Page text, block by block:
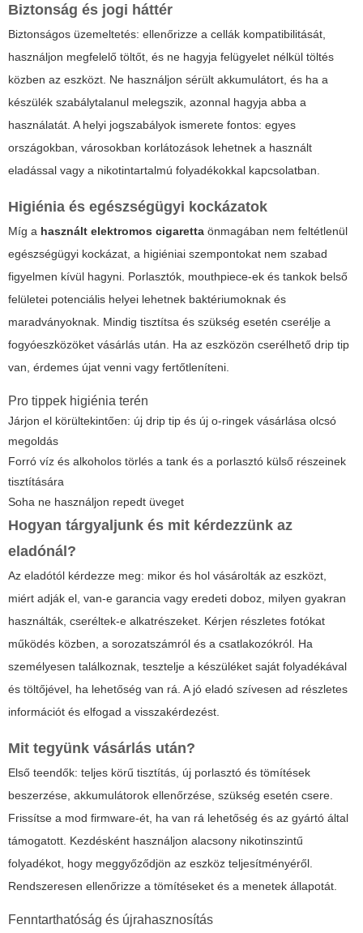
Biztonság és jogi háttér
Biztonságos üzemeltetés: ellenőrizze a cellák kompatibilitását,
használjon megfelelő töltőt, és ne hagyja felügyelet nélkül töltés
közben az eszközt. Ne használjon sérült akkumulátort, és ha a
készülék szabálytalanul melegszik, azonnal hagyja abba a
használatát. A helyi jogszabályok ismerete fontos: egyes
országokban, városokban korlátozások lehetnek a használt
eladással vagy a nikotintartalmú folyadékokkal kapcsolatban.
Higiénia és egészségügyi kockázatok
Míg a használt elektromos cigaretta önmagában nem feltétlenül
egészségügyi kockázat, a higiéniai szempontokat nem szabad
figyelmen kívül hagyni. Porlasztók, mouthpiece-ek és tankok belső
felületei potenciális helyei lehetnek baktériumoknak és
maradványoknak. Mindig tisztítsa és szükség esetén cserélje a
fogyóeszközöket vásárlás után. Ha az eszközön cserélhető drip tip
van, érdemes újat venni vagy fertőtleníteni.
Pro tippek higiénia terén
Járjon el körültekintően: új drip tip és új o-ringek vásárlása olcsó
megoldás
Forró víz és alkoholos törlés a tank és a porlasztó külső részeinek
tisztítására
Soha ne használjon repedt üveget
Hogyan tárgyaljunk és mit kérdezzünk az
eladónál?
Az eladótól kérdezze meg: mikor és hol vásárolták az eszközt,
miért adják el, van-e garancia vagy eredeti doboz, milyen gyakran
használták, cseréltek-e alkatrészeket. Kérjen részletes fotókat
működés közben, a sorozatszámról és a csatlakozókról. Ha
személyesen találkoznak, tesztelje a készüléket saját folyadékával
és töltőjével, ha lehetőség van rá. A jó eladó szívesen ad részletes
információt és elfogad a visszakérdezést.
Mit tegyünk vásárlás után?
Első teendők: teljes körű tisztítás, új porlasztó és tömítések
beszerzése, akkumulátorok ellenőrzése, szükség esetén csere.
Frissítse a mod firmware-ét, ha van rá lehetőség és az gyártó által
támogatott. Kezdésként használjon alacsony nikotinszintű
folyadékot, hogy meggyőződjön az eszköz teljesítményéről.
Rendszeresen ellenőrizze a tömítéseket és a menetek állapotát.
Fenntarthatóság és újrahasznosítás